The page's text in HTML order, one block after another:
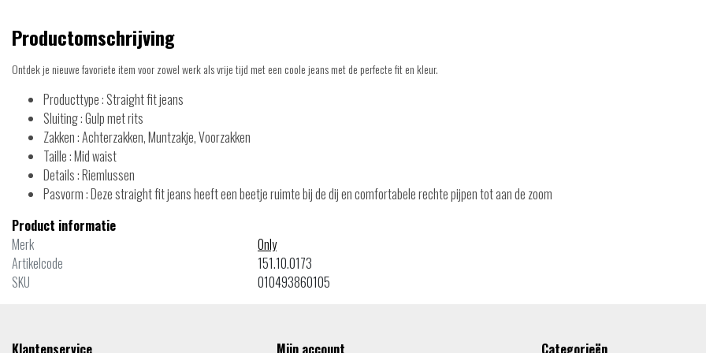
Productomschrijving
Ontdek je nieuwe favoriete item voor zowel werk als vrije tijd met een coole jeans met de perfecte fit en kleur.
Producttype : Straight fit jeans
Sluiting : Gulp met rits
Zakken : Achterzakken, Muntzakje, Voorzakken
Taille : Mid waist
Details : Riemlussen
Pasvorm : Deze straight fit jeans heeft een beetje ruimte bij de dij en comfortabele rechte pijpen tot aan de zoom
Product informatie
Merk
Only
Artikelcode
151.10.0173
SKU
010493860105